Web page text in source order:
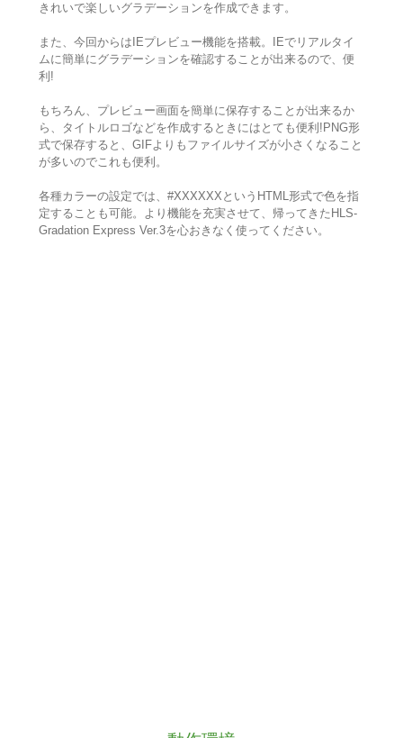
きれいで楽しいグラデーションを作成できます。
また、今回からはIEプレビュー機能を搭載。IEでリアルタイ
ムに簡単にグラデーションを確認することが出来るので、便
利!
もちろん、プレビュー画面を簡単に保存することが出来るか
ら、タイトルロゴなどを作成するときにはとても便利!PNG形
式で保存すると、GIFよりもファイルサイズが小さくなること
が多いのでこれも便利。
各種カラーの設定では、#XXXXXXというHTML形式で色を指
定することも可能。より機能を充実させて、帰ってきたHLS-
Gradation Express Ver.3を心おきなく使ってください。